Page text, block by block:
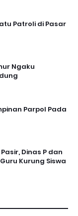
Patroli di Pasar
Ngaku
Parpol Pada
Dinas P dan
Kurung Siswa